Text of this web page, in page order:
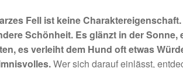
Fell ist keine
Schönheit. Es glänzt in der Sonne,
es verleiht dem Hund oft etwas
Wer sich darauf einlässt,